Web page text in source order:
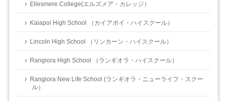
Ellesmere College(エルズメア・カレッジ）
Kaiapoi High School （カイアポイ・ハイスクール）
Lincoln High School （リンカーン・ハイスクール）
Rangiora High School （ランギオラ・ハイスクール）
Rangiora New Life School (ランギオラ・ニューライフ・スクー
ル）